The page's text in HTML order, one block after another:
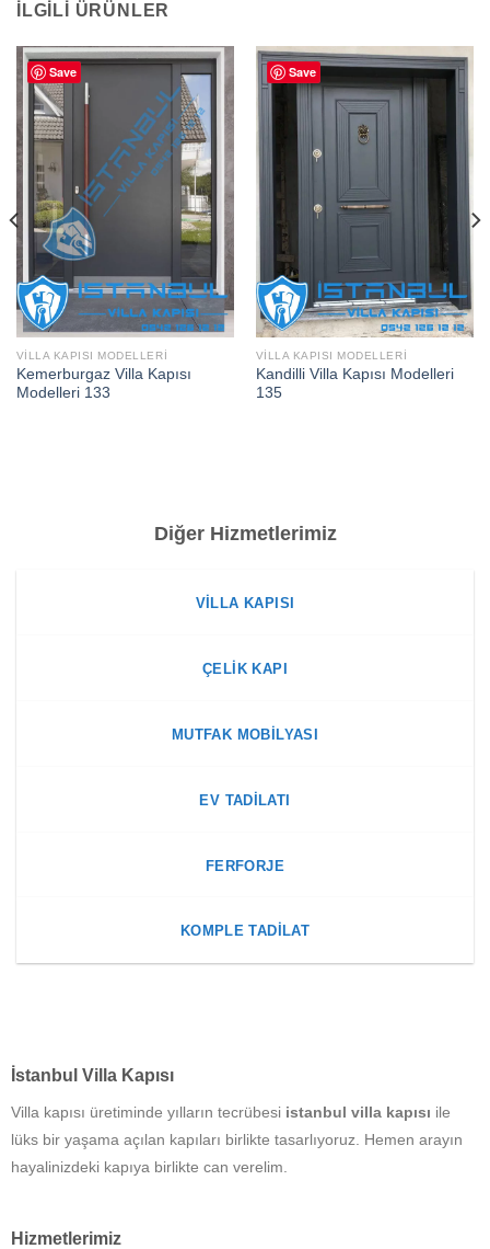
İLGILI ÜRÜNLER
Save
VILLA KAPISI MODELLERI
Kemerburgaz Villa Kapısı
Modelleri 133
Save
VILLA KAPISI MODELLERI
Kandilli Villa Kapısı Modelleri
135
Diğer Hizmetlerimiz
VILLA KAPISI
ÇELIK KAPI
MUTFAK MOBILYASI
EV TADILATI
FERFORJE
KOMPLE TADILAT
İstanbul Villa Kapısı
Villa kapısı üretiminde yılların tecrübesi istanbul villa kapısı ile
lüks bir yaşama açılan kapıları birlikte tasarlıyoruz. Hemen arayın
hayalinizdeki kapıya birlikte can verelim.
Hizmetlerimiz